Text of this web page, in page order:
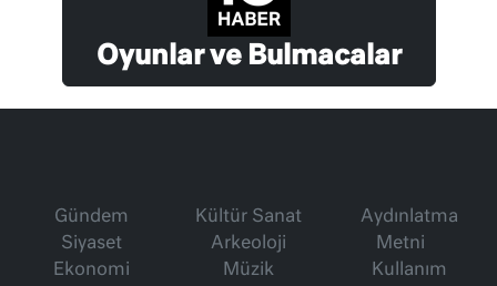
Oyunlar ve Bulmacalar
Gündem
Siyaset
Ekonomi
Kültür Sanat
Arkeoloji
Müzik
Aydınlatma
Metni
Kullanım